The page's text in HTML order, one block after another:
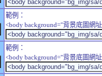
範例：
<body background="背景底圖網
範例：
<body background="背景底圖網